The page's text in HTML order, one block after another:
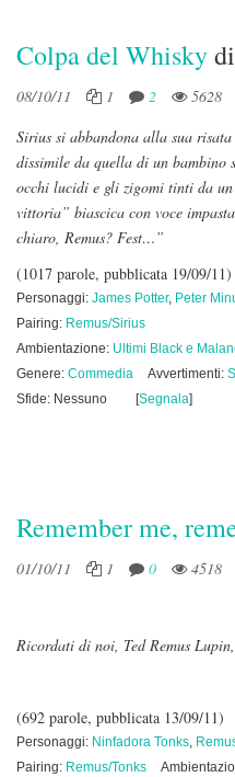
Colpa del Whiskydi
08/10/11 1 2 5628
Sirius si abbandona alla sua
dissimile da quella di un bambino
occhi lucidi e gli zigomi tinti da un
vittoria” biascica con voce
chiaro, Remus? Fest…”
(1017 parole, pubblicata 19/09/11)
Personaggi: James Potter, Peter
Pairing: Remus/Sirius
Ambientazione: Ultimi Black e
Genere: Commedia Avvertimenti:
Sfide: Nessuno
[Segnala]
Remember me,
01/10/11 1 0 4518
Ricordati di noi, Ted Remus Lupin,
(692 parole, pubblicata 13/09/11)
Personaggi: Ninfadora Tonks,
Pairing: Remus/Tonks